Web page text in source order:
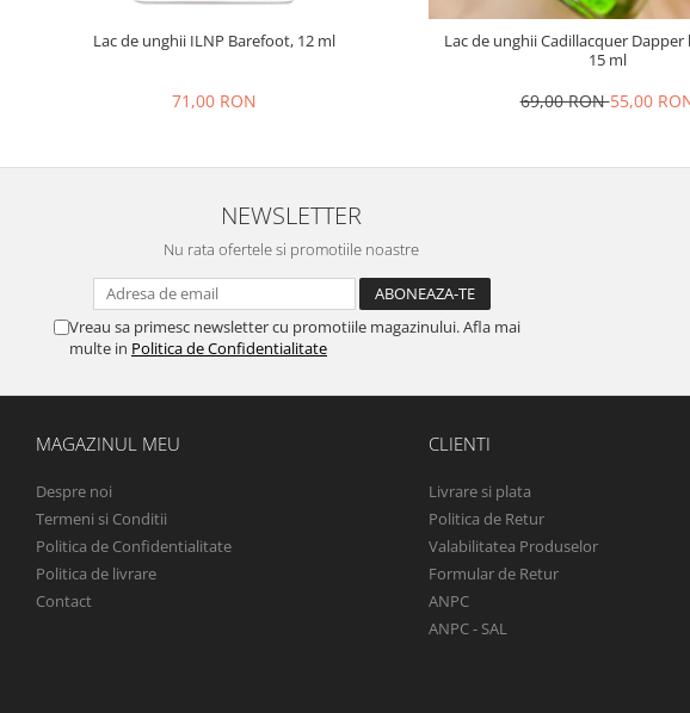
Lac de unghii ILNP Barefoot, 12 ml
71,00 RON
Lac de unghii Cadillacquer
15 ml
69,00 RON55,00
NEWSLETTER
Nu rata ofertele si promotiile noastre
Vreau sa primesc newsletter cu promotiile magazinului. Afla mai
multe in Politica de Confidentialitate
MAGAZINUL MEU
Despre noi
Termeni si Conditii
Politica de Confidentialitate
Politica de livrare
Contact
CLIENTI
Livrare si plata
Politica de Retur
Valabilitatea Produselor
Formular de Retur
ANPC
ANPC - SAL